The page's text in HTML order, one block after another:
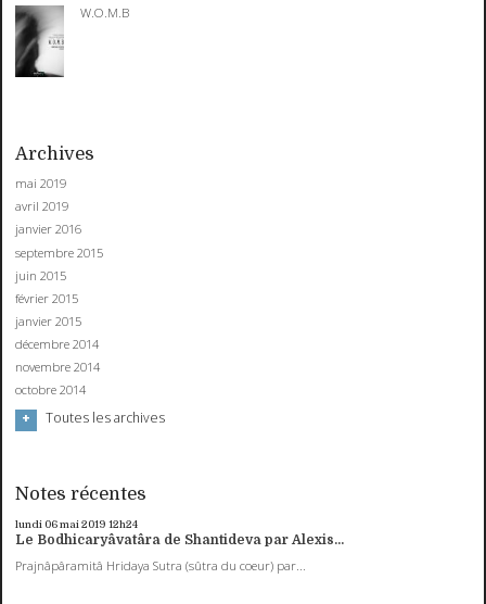
W.O.M.B
Archives
mai 2019
avril 2019
janvier 2016
septembre 2015
juin 2015
février 2015
janvier 2015
décembre 2014
novembre 2014
octobre 2014
Toutes les archives
Notes récentes
lundi 06mai 2019 12h24
Le Bodhicaryâvatâra de Shantideva par Alexis...
Prajnâpâramitâ Hridaya Sutra (sûtra du coeur) par...